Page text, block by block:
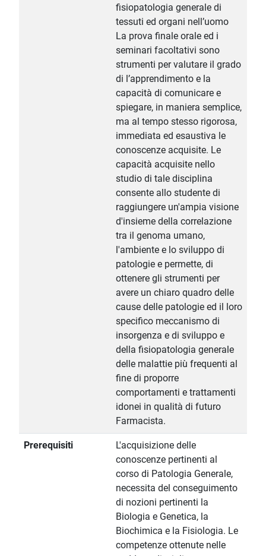
fisiopatologia generale di
tessuti ed organi nell’uomo
La prova finale orale ed i
seminari facoltativi sono
strumenti per valutare il grado
di l’apprendimento e la
capacità di comunicare e
spiegare, in maniera semplice,
ma al tempo stesso rigorosa,
immediata ed esaustiva le
conoscenze acquisite. Le
capacità acquisite nello
studio di tale disciplina
consente allo studente di
raggiungere un'ampia visione
d'insieme della correlazione
tra il genoma umano,
l'ambiente e lo sviluppo di
patologie e permette, di
ottenere gli strumenti per
avere un chiaro quadro delle
cause delle patologie ed il loro
specifico meccanismo di
insorgenza e di sviluppo e
della fisiopatologia generale
delle malattie più frequenti al
fine di proporre
comportamenti e trattamenti
idonei in qualità di futuro
Farmacista.
Prerequisiti
L'acquisizione delle
conoscenze pertinenti al
corso di Patologia Generale,
necessita del conseguimento
di nozioni pertinenti la
Biologia e Genetica, la
Biochimica e la Fisiologia. Le
competenze ottenute nelle